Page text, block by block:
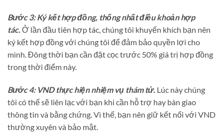
Bước 3: Ký kết hợp đồng, thống nhất điều khoản hợp
tác.Ở lần đầu tiên hợp tác, chúng tôi khuyến khích bạn nên
ký kết hợp đồng với chúng tôi để đảm bảo quyền lợi cho
mình. Đông thời bạn cần đặt cọc trước 50% giá trị hợp đồng
trong thời điểm này.
Bước 4: VND thực hiện nhiệm vụ thám tử. Lúc này chúng
tôi có thể sẽ liên lạc với bạn khi cần hỗ trợ hay bàn giao
thông tin và bằng chứng. Vì thế, bạn nên giữ kết nối với VND
thường xuyên và bảo mật.